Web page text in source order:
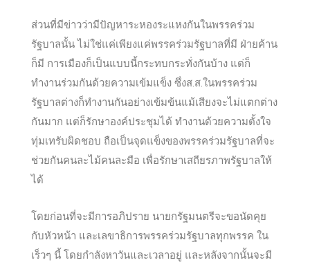
ส่วนที่มีข่าวว่ามีปัญหาระหองระแหงกันในพรรคร่วม
รัฐบาลนั้น ไม่ใช่แค่เพียงแค่พรรคร่วมรัฐบาลที่มี ฝ่ายค้าน
ก็มี การเมืองก็เป็นแบบนี้กระทบกระทั่งกันบ้าง แต่ก็
ทำงานร่วมกันด้วยความเข้มแข็ง ซึ่งส.ส.ในพรรคร่วม
รัฐบาลต่างก็ทำงานกันอย่างเข้มข้นแม้เสียงจะไม่แตกต่าง
กันมาก แต่ก็รักษาองค์ประชุมได้ ทำงานด้วยความตั้งใจ
ทุ่มเทรับผิดชอบ ถือเป็นจุดแข็งของพรรคร่วมรัฐบาลที่จะ
ช่วยกันคนละไม้คนละมือ เพื่อรักษาเสถียรภาพรัฐบาลให้
ได้
โดยก่อนที่จะมีการอภิปราย นายกรัฐมนตรีจะขอนัดคุย
กับหัวหน้า และเลขาธิการพรรคร่วมรัฐบาลทุกพรรค ใน
เร็วๆ นี้ โดยกำลังหาวันและเวลาอยู่ และหลังจากนั้นจะมี